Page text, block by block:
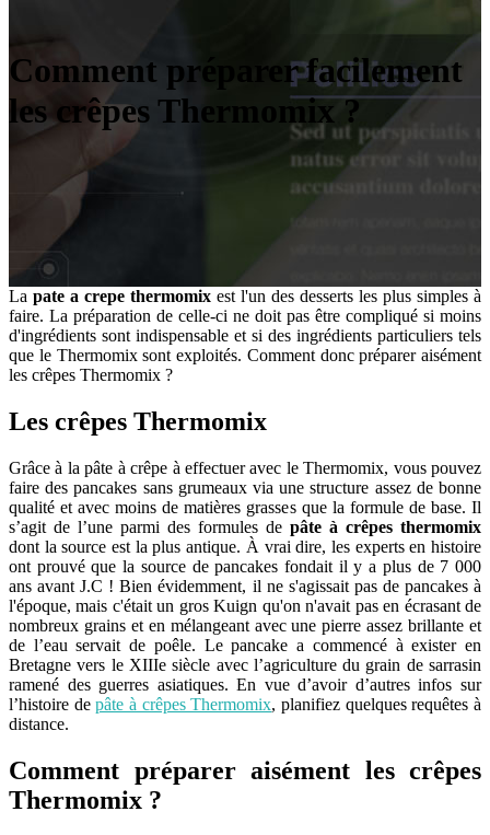
Comment préparer facilement
les crêpes Thermomix ?
La pate a crepe thermomix est l'un des desserts les plus simples à
faire. La préparation de celle-ci ne doit pas être compliqué si moins
d'ingrédients sont indispensable et si des ingrédients particuliers tels
que le Thermomix sont exploités. Comment donc préparer aisément
les crêpes Thermomix ?
Les crêpes Thermomix
Grâce à la pâte à crêpe à effectuer avec le Thermomix, vous pouvez
faire des pancakes sans grumeaux via une structure assez de bonne
qualité et avec moins de matières grasses que la formule de base. Il
s’agit de l’une parmi des formules de pâte à crêpes thermomix
dont la source est la plus antique. À vrai dire, les experts en histoire
ont prouvé que la source de pancakes fondait il y a plus de 7 000
ans avant J.C ! Bien évidemment, il ne s'agissait pas de pancakes à
l'époque, mais c'était un gros Kuign qu'on n'avait pas en écrasant de
nombreux grains et en mélangeant avec une pierre assez brillante et
de l’eau servait de poêle. Le pancake a commencé à exister en
Bretagne vers le XIIIe siècle avec l’agriculture du grain de sarrasin
ramené des guerres asiatiques. En vue d’avoir d’autres infos sur
l’histoire depâte à crêpes Thermomix, planifiez quelques requêtes à
distance.
Comment préparer aisément les crêpes
Thermomix ?